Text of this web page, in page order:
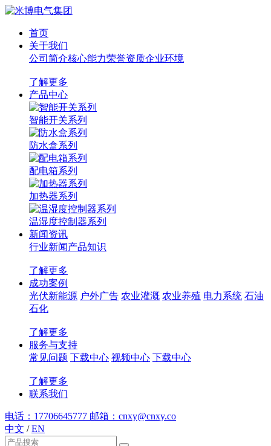
首页
关于我们
公司简介核心能力荣誉资质企业环境
了解更多
产品中心
智能开关系列
防水盒系列
配电箱系列
加热器系列
温湿度控制器系列
新闻资讯
行业新闻产品知识
了解更多
成功案例
光伏新能源 户外广告 农业灌溉 农业养殖 电力系统 石油
石化
了解更多
服务与支持
常见问题 下载中心 视频中心 下载中心
了解更多
联系我们
电话：17706645777 邮箱：cnxy@cnxy.co
中文 / EN